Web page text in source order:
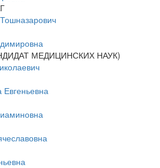
МЕДИЦИНСКИХ НАУК)
Евгеньевна